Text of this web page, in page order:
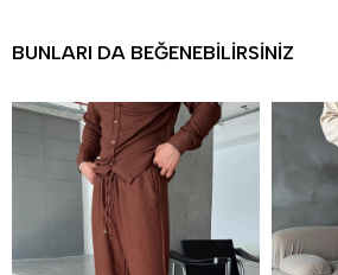
BUNLARI DA BEĞENEBILIRSINIZ